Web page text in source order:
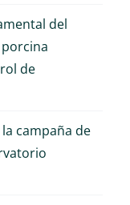
del
de
campaña de